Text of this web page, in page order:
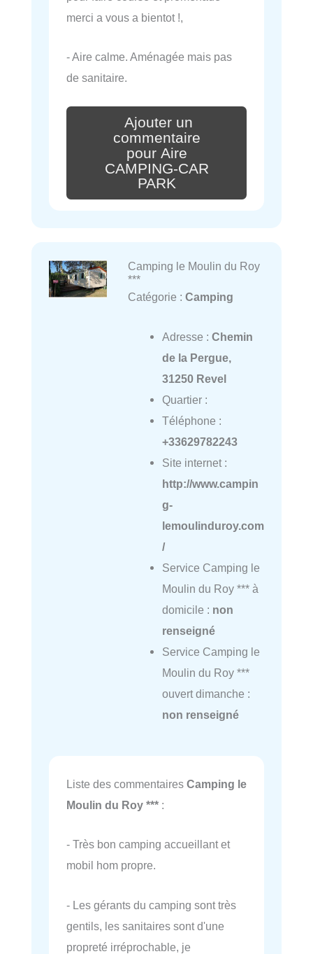
merci a vous a bientot !,
- Aire calme. Aménagée mais pas
de sanitaire.
Ajouter un
commentaire
pour Aire
CAMPING-CAR
PARK
Camping le Moulin du Roy
***
Catégorie : Camping
Adresse : Chemin
de la Pergue,
31250 Revel
Quartier :
Téléphone :
+33629782243
Site internet :
http://www.campin
g-
lemoulinduroy.com
/
Service Camping le
Moulin du Roy *** à
domicile : non
renseigné
Service Camping le
Moulin du Roy ***
ouvert dimanche :
non renseigné
Liste des commentaires Camping le
Moulin du Roy *** :
- Très bon camping accueillant et
mobil hom propre.
- Les gérants du camping sont très
gentils, les sanitaires sont d'une
propreté irréprochable, je